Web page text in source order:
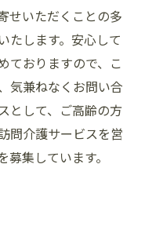
せいただくことの多
たします。安心して
ておりますので、こ
気兼ねなくお問い合
として、ご高齢の方
問介護サービスを営
集しています。